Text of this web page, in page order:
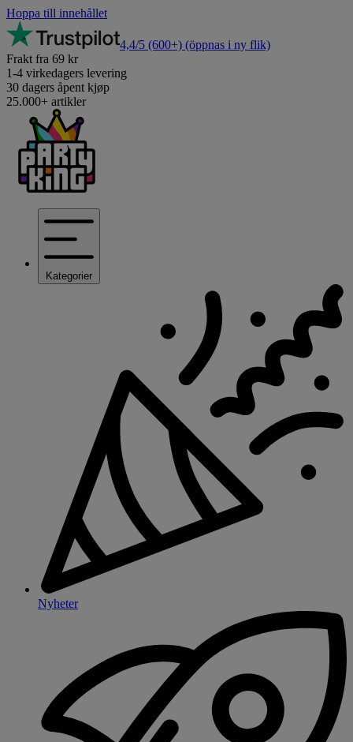
Hoppa till innehållet
4,4/5 (600+) (öppnas i ny flik)
Frakt fra 69 kr
1-4 virkedagers levering
30 dagers åpent kjøp
25.000+ artikler
Kategorier
Nyheter